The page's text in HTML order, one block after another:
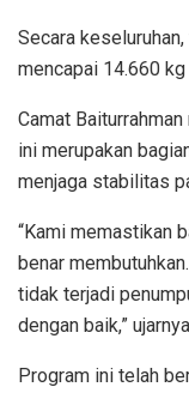
Secara
mencapai 14.660
Camat
ini merupakan
menjaga stabilitas
“Kami memastikan
benar
tidak terjadi
dengan baik,”
Program ini telah